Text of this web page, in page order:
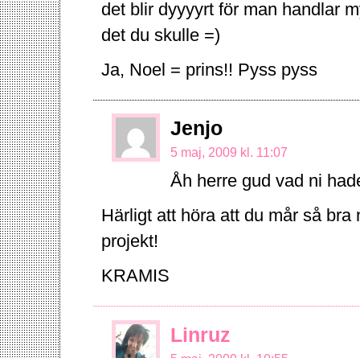
det blir dyyyyrt för man handlar
det du skulle =)
Ja, Noel = prins!! Pyss pyss
Jenjo
5 maj, 2009 kl. 11:07
Åh herre gud vad ni
Härligt att höra att du mår så
projekt!
KRAMIS
Linruz